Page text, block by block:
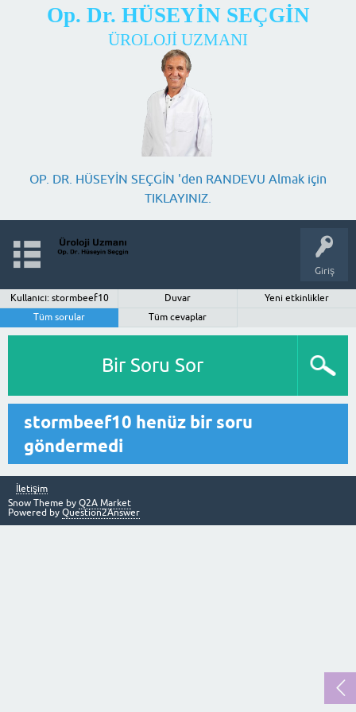
Op. Dr. HÜSEYİN SEÇGİN
ÜROLOJİ UZMANI
OP. DR. HÜSEYİN SEÇGİN 'den RANDEVU Almak için
TIKLAYINIZ.
Giriş
Kullanıcı: stormbeef10 Duvar
Yeni etkinlikler
Tüm sorular
Tüm cevaplar
Bir Soru Sor
stormbeef10 henüz bir soru
göndermedi
İletişim
Snow Theme by Q2A Market
Powered by Question2Answer